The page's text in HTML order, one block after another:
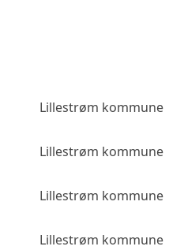
Lillestrøm kommune
Lillestrøm kommune
Lillestrøm kommune
Lillestrøm kommune